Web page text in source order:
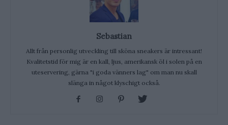
Sebastian
Allt från personlig utveckling till sköna sneakers är intressant!
Kvalitetstid för mig är en kall, ljus, amerikansk öl i solen på en
uteservering, gärna "i goda vänners lag" om man nu skall
slänga in något klyschigt också.